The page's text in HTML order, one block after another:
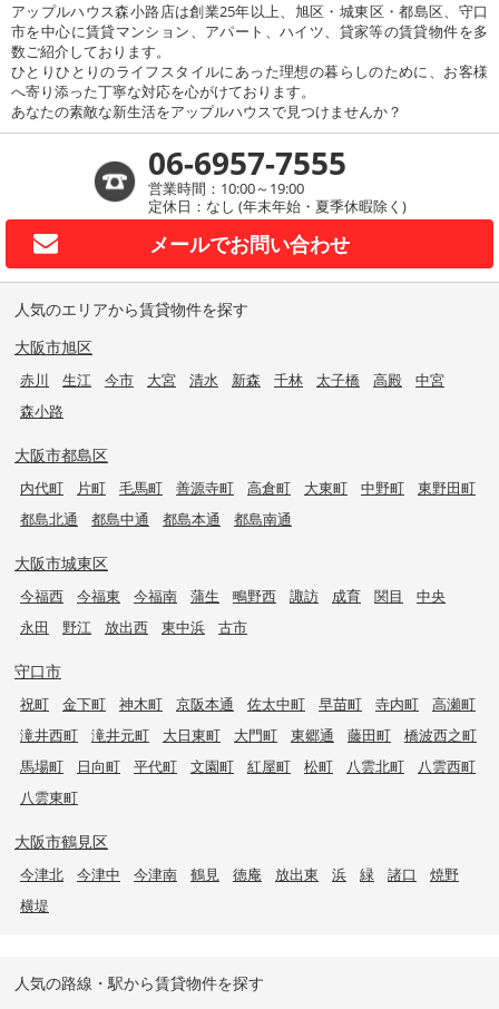
アップルハウス森小路店は創業25年以上、旭区・城東区・都島区、守口
市を中心に賃貸マンション、アパート、ハイツ、貸家等の賃貸物件を多
数ご紹介しております。
ひとりひとりのライフスタイルにあった理想の暮らしのために、お客様
へ寄り添った丁寧な対応を心がけております。
あなたの素敵な新生活をアップルハウスで見つけませんか？
06-6957-7555
営業時間：10:00～19:00
定休日：なし (年末年始・夏季休暇除く)
メールでお問い合わせ
人気のエリアから賃貸物件を探す
大阪市旭区
赤川 生江 今市 大宮 清水 新森 千林 太子橋 高殿
中宮
森小路
大阪市都島区
内代町 片町 毛馬町 善源寺町 高倉町 大東町 中野町
東野田町
都島北通
都島中通 都島本通 都島南通
大阪市城東区
今福西 今福東 今福南 蒲生 鴫野西 諏訪 成育 関目
中央
永田
野江 放出西 東中浜 古市
守口市
祝町 金下町 神木町 京阪本通 佐太中町 早苗町 寺内町
高瀬町
滝井西町
滝井元町 大日東町 大門町 東郷通 藤田町
橋波西之町
馬場町
日向町 平代町 文園町 紅屋町 松町 八雲北町
八雲西町
八雲東町
大阪市鶴見区
今津北 今津中 今津南 鶴見 徳庵 放出東 浜 緑 諸口
焼野
横堤
人気の路線・駅から賃貸物件を探す